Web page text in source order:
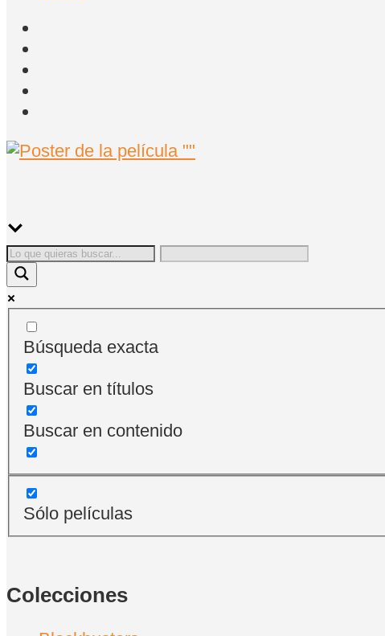
Búsqueda exacta
Buscar en títulos
Buscar en contenido
Sólo películas
Colecciones